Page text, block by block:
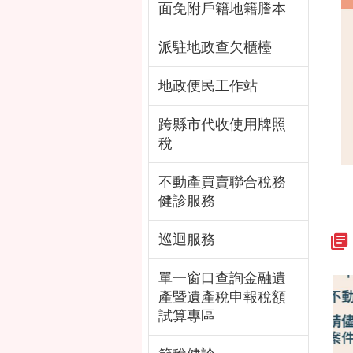
面免附戶籍地籍謄本
派駐地政查欠櫃檯
地政便民工作站
跨縣市代收使用牌照
稅
不動產買賣聯合稅務
健診服務
巡迴服務
單一窗口查詢金融遺
產暨遺產稅申報稅額
試算專區